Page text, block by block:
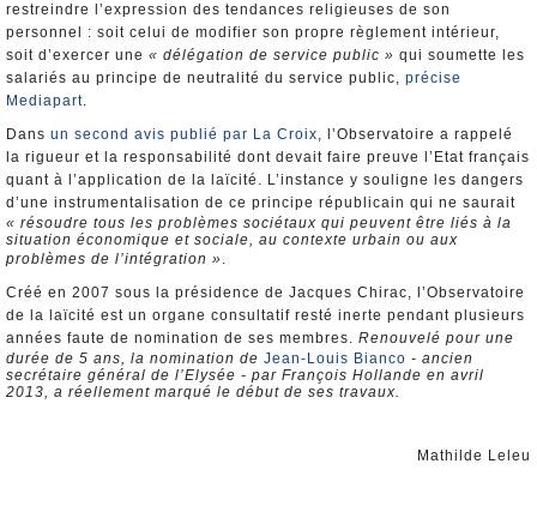
restreindre l’expression des tendances religieuses de son
personnel : soit celui de modifier son propre règlement intérieur,
soit d’exercer une « délégation de service public » qui soumette les
salariés au principe de neutralité du service public, précise
Mediapart.
Dans un second avis publié par La Croix, l’Observatoire a rappelé
la rigueur et la responsabilité dont devait faire preuve l’Etat français
quant à l’application de la laïcité. L’instance y souligne les dangers
d’une instrumentalisation de ce principe républicain qui ne saurait
« résoudre tous les problèmes sociétaux qui peuvent être liés à la
situation économique et sociale, au contexte urbain ou aux
problèmes de l’intégration ».
Créé en 2007 sous la présidence de Jacques Chirac, l’Observatoire
de la laïcité est un organe consultatif resté inerte pendant plusieurs
années faute de nomination de ses membres. Renouvelé pour une
durée de 5 ans, la nomination de Jean-Louis Bianco - ancien
secrétaire général de l’Elysée - par François Hollande en avril
2013, a réellement marqué le début de ses travaux.
Mathilde Leleu